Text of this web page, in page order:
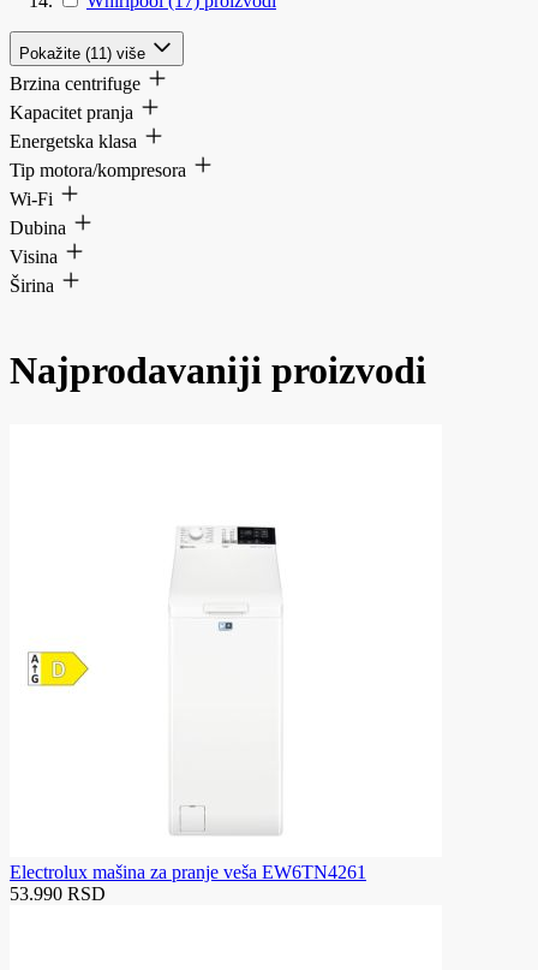
Pokažite (11) više
Brzina centrifuge
Kapacitet pranja
Energetska klasa
Tip motora/kompresora
Wi-Fi
Dubina
Visina
Širina
Najprodavaniji proizvodi
Electrolux mašina za pranje veša EW6TN4261
53.990 RSD